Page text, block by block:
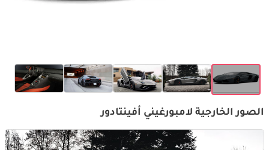
الصور الخارجية لامبورغيني أفينتادور